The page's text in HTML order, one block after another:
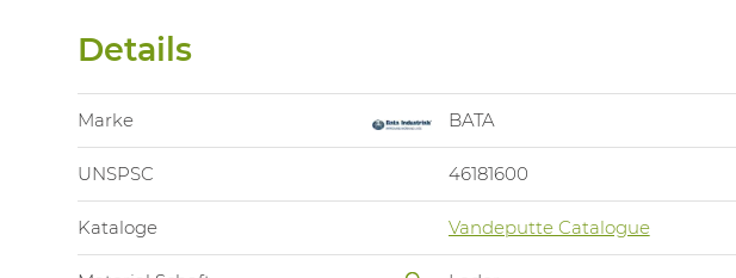
Details
Marke BATA
UNSPSC 46181600
Kataloge Vandeputte Catalogue